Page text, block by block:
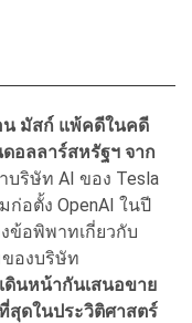
มัสก์ แพ้คดีในคดี
อลลาร์สหรัฐฯ จาก
บริษัท AI ของ Tesla
ก่อตั้ง OpenAI ในปี
ข้อพิพาทเกี่ยวกับ
ของบริษัท
ดินหน้ากันเสนอขาย
สุดในประวิติศาสตร์